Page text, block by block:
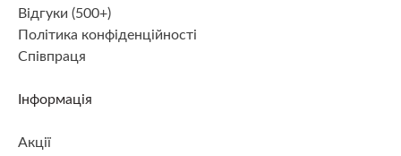
Відгуки (500+)
Політика конфіденційності
Співпраця
Інформація
Акції